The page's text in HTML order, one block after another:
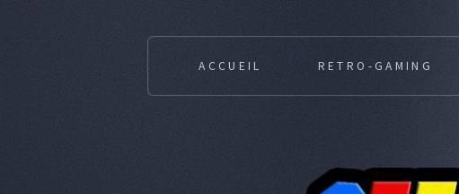
ACCUEIL RETRO-GAMING